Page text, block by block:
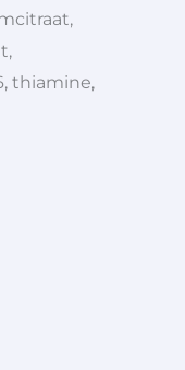
thiamine,